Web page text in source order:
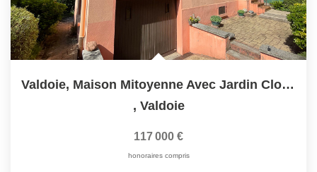
Valdoie, Maison Mitoyenne Avec Jardin Clos Et Arboré
, Valdoie
117 000 €
honoraires compris